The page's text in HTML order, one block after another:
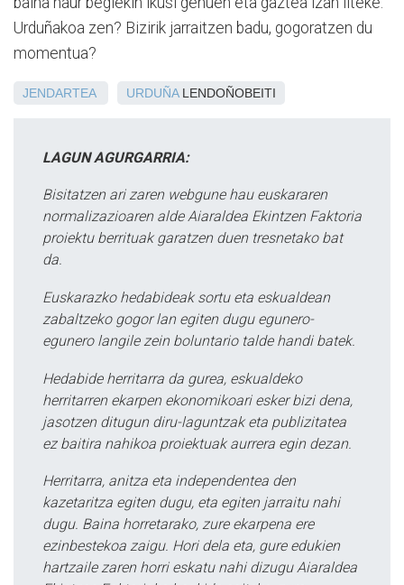
Urduñakoa zen? Bizirik jarraitzen badu, gogoratzen du
momentua?
JENDARTEA URDUÑALENDOÑOBEITI
LAGUN AGURGARRIA:
Bisitatzen ari zaren webgune hau euskararen
normalizazioaren alde Aiaraldea Ekintzen Faktoria
proiektu berrituak garatzen duen tresnetako bat
da.
Euskarazko hedabideak sortu eta eskualdean
zabaltzeko gogor lan egiten dugu egunero-
egunero langile zein boluntario talde handi batek.
Hedabide herritarra da gurea, eskualdeko
herritarren ekarpen ekonomikoari esker bizi dena,
jasotzen ditugun diru-laguntzak eta publizitatea
ez baitira nahikoa proiektuak aurrera egin dezan.
Herritarra, anitza eta independentea den
kazetaritza egiten dugu, eta egiten jarraitu nahi
dugu. Baina horretarako, zure ekarpena ere
ezinbestekoa zaigu. Hori dela eta, gure edukien
hartzaile zaren horri eskatu nahi dizugu Aiaraldea